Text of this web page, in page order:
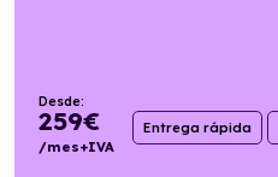
Desde:
259€
/mes+IVA
Entrega rápida